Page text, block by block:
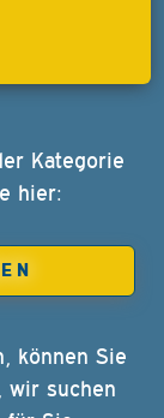
Kategorie
hier:
können Sie
wir suchen